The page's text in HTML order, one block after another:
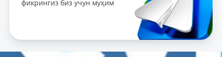
фикрингиз биз учун муҳим